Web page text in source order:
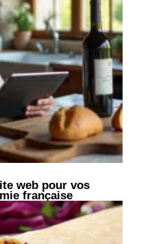
web pour vos
française